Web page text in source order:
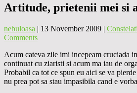
Artitude, prietenii mei si
nebuloasa | 13 November 2009 |
Comments
Acum cateva zile imi incepeam cruciada
continuat cu ziaristi si acum ma iau de
Probabil ca tot ce spun eu aici se va
nu prea pot sa stau impasibila cand e